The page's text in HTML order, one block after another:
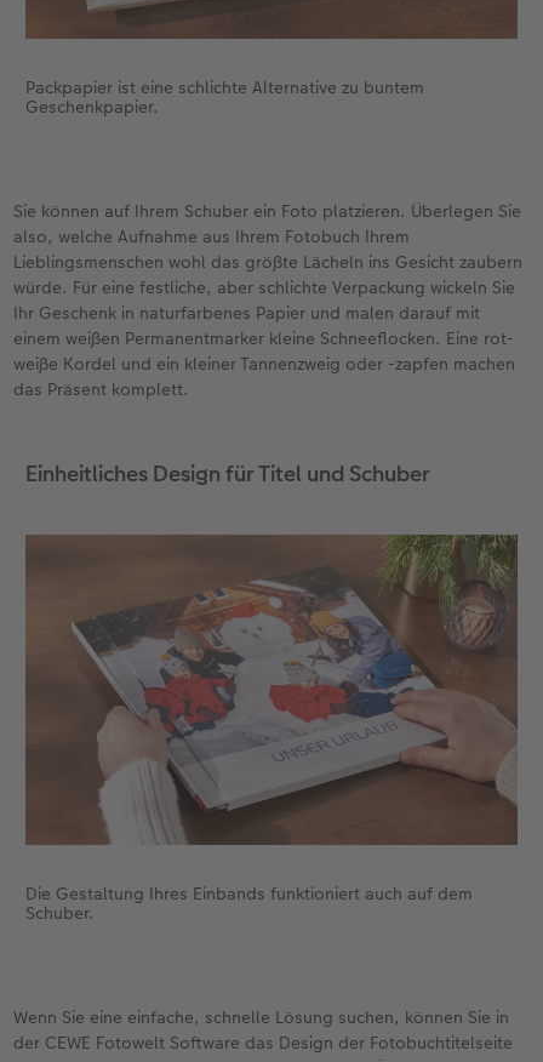
Packpapier ist eine schlichte Alternative zu buntem
Geschenkpapier.
Sie können auf Ihrem Schuber ein Foto platzieren. Überlegen Sie
also, welche Aufnahme aus Ihrem Fotobuch Ihrem
Lieblingsmenschen wohl das größte Lächeln ins Gesicht zaubern
würde. Für eine festliche, aber schlichte Verpackung wickeln Sie
Ihr Geschenk in naturfarbenes Papier und malen darauf mit
einem weißen Permanentmarker kleine Schneeflocken. Eine rot-
weiße Kordel und ein kleiner Tannenzweig oder -zapfen machen
das Präsent komplett.
Einheitliches Design für Titel und Schuber
Die Gestaltung Ihres Einbands funktioniert auch auf dem
Schuber.
Wenn Sie eine einfache, schnelle Lösung suchen, können Sie in
der CEWE Fotowelt Software das Design der Fotobuchtitelseite